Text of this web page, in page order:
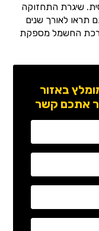
שיגרת התחזוקה
תראו לאורך שנים
החשמל מספקת
באזור
אתכם קשר